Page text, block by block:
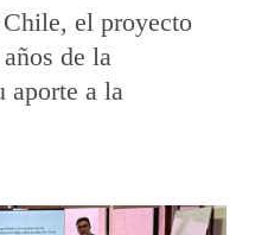
el proyecto
de la
aporte a la